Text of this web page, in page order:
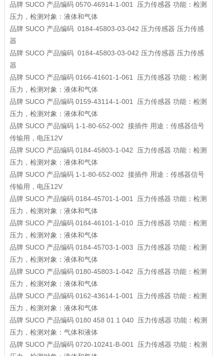
品牌 SUCO 产品编码 0570-46914-1-001 压力传感器 功能：检测
压力，检测对象：液体和气体
品牌 SUCO 产品编码 0184-45803-03-042 压力传感器 压力传感
器
品牌 SUCO 产品编码 0184-45803-03-042 压力传感器 压力传感
器
品牌 SUCO 产品编码 0166-41601-1-061 压力传感器 功能：检测
压力，检测对象：液体和气体
品牌 SUCO 产品编码 0159-43114-1-001 压力传感器 功能：检测
压力，检测对象：液体和气体
品牌 SUCO 产品编码 1-1-80-652-002 接插件 用途：传感器信号
传输用，电压12V
品牌 SUCO 产品编码 0184-45803-1-042 压力传感器 功能：检测
压力，检测对象：液体和气体
品牌 SUCO 产品编码 1-1-80-652-002 接插件 用途：传感器信号
传输用，电压12V
品牌 SUCO 产品编码 0184-45701-1-001 压力传感器 功能：检测
压力，检测对象：液体和气体
品牌 SUCO 产品编码 0184-46101-1-010 压力传感器 功能：检测
压力，检测对象：液体和气体
品牌 SUCO 产品编码 0184-45703-1-003 压力传感器 功能：检测
压力，检测对象：液体和气体
品牌 SUCO 产品编码 0180-45803-1-042 压力传感器 功能：检测
压力，检测对象：液体和气体
品牌 SUCO 产品编码 0162-43614-1-001 压力传感器 功能：检测
压力，检测对象：液体和气体
品牌 SUCO 产品编码 0180 458 01 1 040 压力传感器 功能：检测
压力，检测对象：气体和液体
品牌 SUCO 产品编码 0720-10241-B-001 压力传感器 功能：检测